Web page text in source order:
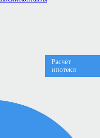
Расчёт
ипотеки